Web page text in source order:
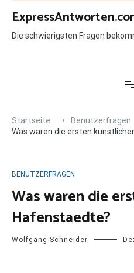
Zum
Inhalt
springen
Die schwierigsten Fragen
Startseite
Benutzerfragen
Was waren die ersten
BENUTZERFRAGEN
Was waren die
Hafenstaedte?
Wolfgang Schneider